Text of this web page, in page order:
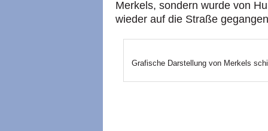
Merkels, sondern wurde von
wieder auf die Straße
Grafische Darstellung von Merkels